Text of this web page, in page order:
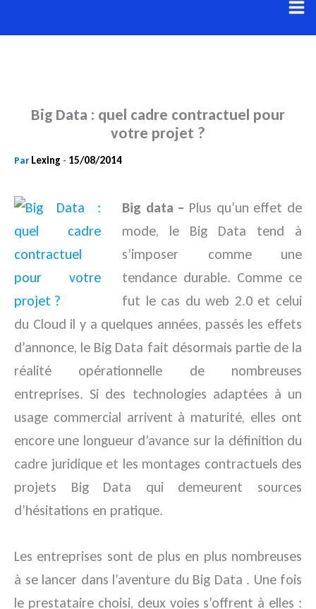
au
Big Data : quel cadre contractuel pour
votre projet ?
Par Lexing - 15/08/2014
Big data – Plus qu’un effet de
mode, le Big Data tend à
s’imposer comme une
tendance durable. Comme ce
fut le cas du web 2.0 et celui
du Cloud il y a quelques années, passés les effets
d’annonce, le Big Data fait désormais partie de la
réalité opérationnelle de nombreuses
entreprises.Si des technologies adaptées à un
usage commercial arrivent à maturité, elles ont
encore une longueur d’avance sur la définition du
cadre juridique et les montages contractuels des
projets Big Data qui demeurent sources
d’hésitations en pratique.
Les entreprises sont de plus en plus nombreuses
à se lancer dans l’aventure du Big Data . Une fois
le prestataire choisi, deux voies s’offrent à elles :